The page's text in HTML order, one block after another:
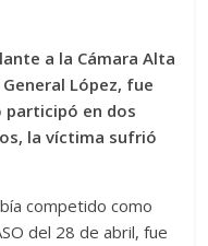
a la Cámara Alta
López, fue
participó en dos
la víctima sufrió
competido como
del 28 de abril, fue